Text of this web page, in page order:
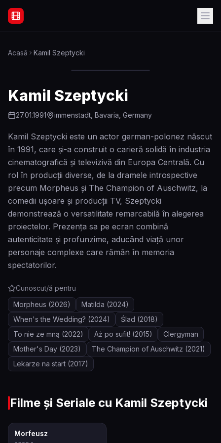
Filme Online Subtitrate - Acasă
Acasă Kamil Szeptycki
Kamil Szeptycki
27.01.1991 immenstadt, Bavaria, Germany
Kamil Szeptycki este un actor german-polonez născut
în 1991, care și-a construit o carieră solidă în industria
cinematografică și televizivă din Europa Centrală. Cu
rol în producții diverse, de la dramele introspective
precum Morpheus și The Champion of Auschwitz, la
comedii ușoare și producții TV, Szeptycki
demonstrează o versatilitate remarcabilă în alegerea
proiectelor. Prezența sa pe ecran combină
autenticitate și profunzime, aducând viață unor
personaje complexe care rămân în memoria
spectatorilor.
Cunoscut/ă pentru
Morpheus (2026) Matilda (2024)
When's the Wedding? (2024) Ślad (2018)
To nie ze mną (2022) Aż po sufit! (2015)
Clergyman
Mother's Day (2023) The Champion of Auschwitz (2021)
Lekarze na start (2017)
Filme și Seriale cu Kamil Szeptycki
Morfeusz